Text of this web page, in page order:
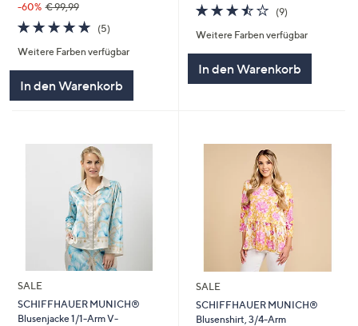
-60% € 99,99
5.0
von
5
(5)5
Weitere Farben verfügbar
In den Warenkorb
3.4
von
5
(9)9
Weitere Farben verfügbar
In den Warenkorb
SALE
SCHIFFHAUER MUNICH®
Blusenjacke 1/1-Arm V-
SALE
SCHIFFHAUER MUNICH®
Blusenshirt, 3/4-Arm